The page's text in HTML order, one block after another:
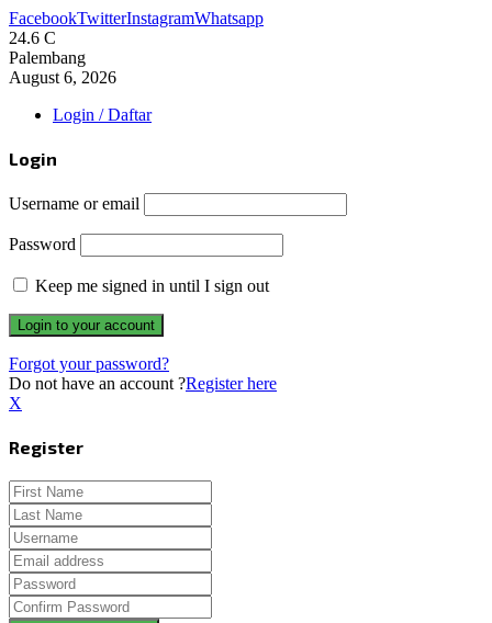
FacebookTwitterInstagramWhatsapp
24.6 C
Palembang
August 6, 2026
Login / Daftar
Login
Username or email
Password
Keep me signed in until I sign out
Forgot your password?
Do not have an account ?Register here
X
Register